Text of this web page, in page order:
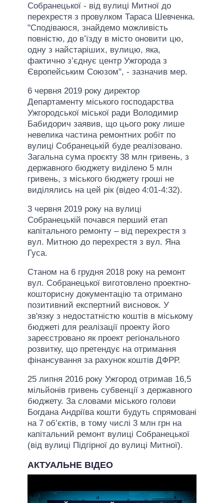
Собранецької - від вулиці Митної до
перехрестя з провулком Тараса Шевченка.
"Сподіваюся, знайдемо можливість
повністю, до в’їзду в місто оновити цю,
одну з найстаріших, вулицю, яка,
фактично з’єднує центр Ужгорода з
Європейським Союзом", - зазначив мер.
6 червня 2019 року директор
Департаменту міського господарства
Ужгородської міської ради Володимир
Бабидорич заявив, що цього року лише
невелика частина ремонтних робіт по
вулиці Собранецькій буде реалізовано.
Загальна сума проєкту 38 млн гривень, з
державного бюджету виділено 5 млн
гривень, з міського бюджету гроші не
виділялись на цей рік (відео 4:01-4:32).
3 червня 2019 року на вулиці
Собранецькій почався перший етап
капітального ремонту – від перехрестя з
вул. Митною до перехрестя з вул. Яна
Гуса.
Станом на 6 грудня 2018 року на ремонт
вул. Собранецької виготовлено проектно-
кошторисну документацію та отримано
позитивний експертний висновок. У
зв'язку з недостатністю коштів в міському
бюджеті для реалізації проекту його
зареєстровано як проект регіонального
розвитку, що претендує на отримання
фінансування за рахунок коштів ДФРР.
25 липня 2016 року Ужгород отримав 16,5
мільйонів гривень субвенції з державного
бюджету. За словами міського голови
Богдана Андріїва кошти будуть спрямовані
на 7 об’єктів, в тому числі 3 млн грн на
капітальний ремонт вулиці Собранецької
(від вулиці Підгірної до вулиці Митної).
АКТУАЛЬНЕ ВІДЕО